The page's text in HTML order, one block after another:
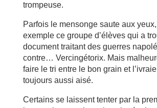
trompeuse.
Parfois le mensonge saute aux
exemple ce groupe d’élèves qui a
document traitant des guerres
contre… Vercingétorix. Mais
faire le tri entre le bon grain et l’ivraie
toujours aussi aisé.
Certains se laissent tenter par la